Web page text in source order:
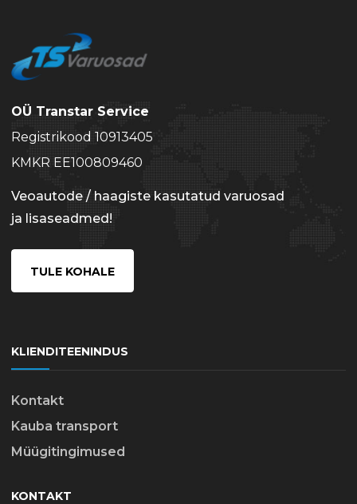
OÜ Transtar Service
Registrikood 10913405
KMKR EE100809460
Veoautode / haagiste kasutatud varuosad
ja lisaseadmed!
TULE KOHALE
KLIENDITEENINDUS
Kontakt
Kauba transport
Müügitingimused
KONTAKT